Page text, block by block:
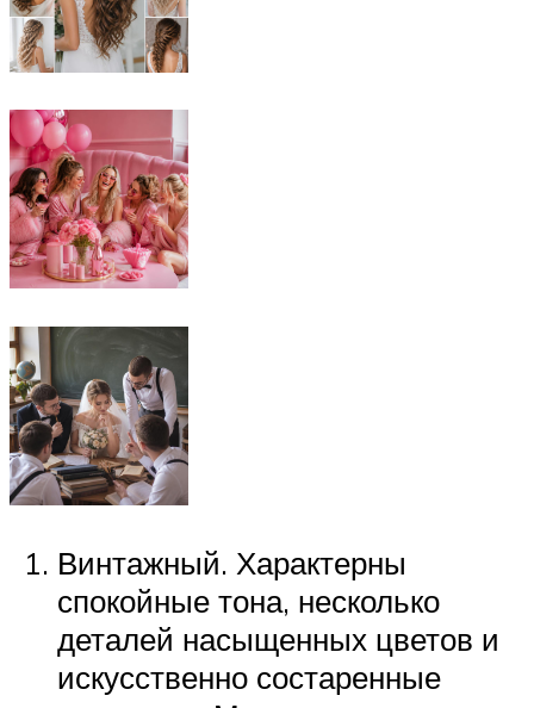
Винтажный. Характерны
спокойные тона, несколько
деталей насыщенных цветов и
искусственно состаренные